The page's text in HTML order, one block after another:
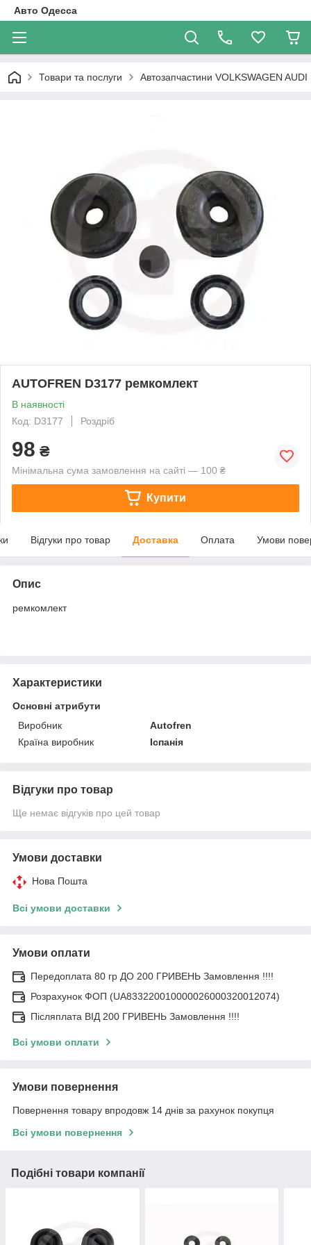
Авто Одесса
Товари та послуги Автозапчастини VOLKSWAGEN AUDI
AUTOFREN D3177 ремкомлект
В наявності
Код: D3177
Роздріб
98 ₴
Мінімальна сума замовлення на сайті — 100 ₴
Купити
Відгуки про товар Доставка Оплата Умови
Опис
ремкомлект
Характеристики
Основні атрибути
Виробник
Autofren
Країна виробник
Іспанія
Відгуки про товар
Ще немає відгуків про цей товар
Умови доставки
Нова Пошта
Всі умови доставки
Умови оплати
Передоплата 80 гр ДО 200 ГРИВЕНЬ Замовлення !!!!
Розрахунок ФОП (UA833220010000026000320012074)
Післяплата ВІД 200 ГРИВЕНЬ Замовлення !!!!
Всі умови оплати
Умови повернення
Повернення товару впродовж 14 днів за рахунок покупця
Всі умови повернення
Подібні товари компанії